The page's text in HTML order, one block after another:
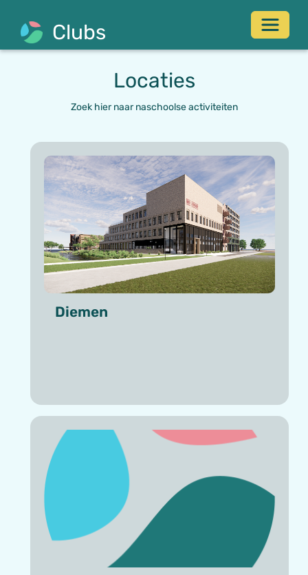
Clubs
Locaties
Zoek hier naar naschoolse activiteiten
Diemen